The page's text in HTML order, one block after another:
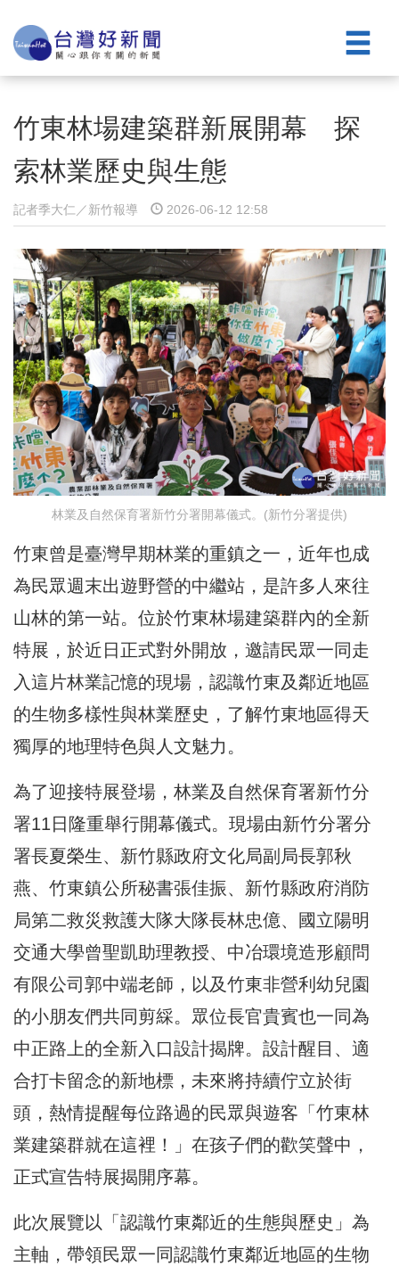
竹東林場建築群新展開幕 探
索林業歷史與生態
記者季大仁／新竹報導 2026-06-12 12:58
林業及自然保育署新竹分署開幕儀式。(新竹分署提供)
竹東曾是臺灣早期林業的重鎮之一，近年也成
為民眾週末出遊野營的中繼站，是許多人來往
山林的第一站。位於竹東林場建築群內的全新
特展，於近日正式對外開放，邀請民眾一同走
入這片林業記憶的現場，認識竹東及鄰近地區
的生物多樣性與林業歷史，了解竹東地區得天
獨厚的地理特色與人文魅力。
為了迎接特展登場，林業及自然保育署新竹分
署11日隆重舉行開幕儀式。現場由新竹分署分
署長夏榮生、新竹縣政府文化局副局長郭秋
燕、竹東鎮公所秘書張佳振、新竹縣政府消防
局第二救災救護大隊大隊長林忠億、國立陽明
交通大學曾聖凱助理教授、中冶環境造形顧問
有限公司郭中端老師，以及竹東非營利幼兒園
的小朋友們共同剪綵。眾位長官貴賓也一同為
中正路上的全新入口設計揭牌。設計醒目、適
合打卡留念的新地標，未來將持續佇立於街
頭，熱情提醒每位路過的民眾與遊客「竹東林
業建築群就在這裡！」在孩子們的歡笑聲中，
正式宣告特展揭開序幕。
此次展覽以「認識竹東鄰近的生態與歷史」為
主軸，帶領民眾一同認識竹東鄰近地區的生物